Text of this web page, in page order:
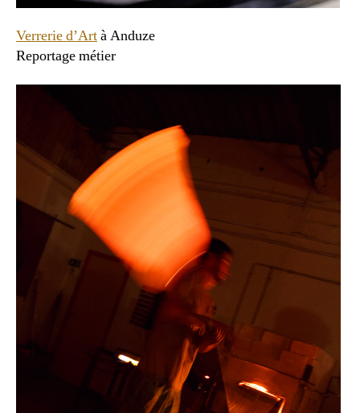
Verrerie d’Artà Anduze
Reportage métier